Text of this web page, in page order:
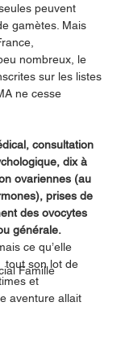
Famille
peuvent
gamètes. Mais
nombreux, le
sur les listes
ne cesse
consultation
dix à
ovariennes (au
prises de
des ovocytes
générale.
ce qu’elle
tout son lot de
et
aventure allait